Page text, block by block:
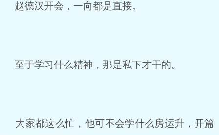
赵德汉开会，一向都是直接。
至于学习什么精神，那是私下才干的。
大家都这么忙，他可不会学什么房运升，开篇